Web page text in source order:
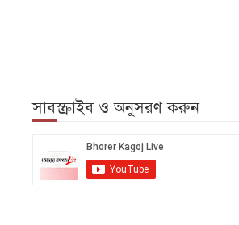
সাবস্ক্রাইব ও অনুসরণ করুন